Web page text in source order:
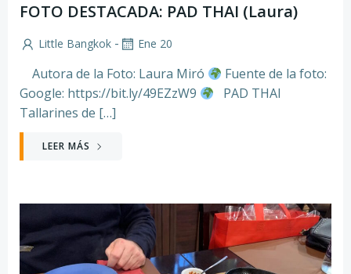
FOTO DESTACADA: PAD THAI (Laura)
Little Bangkok - Ene 20
Autora de la Foto: Laura Miró
Fuente de la foto:
Google: https://bit.ly/49EZzW9
PAD THAI
Tallarines de […]
LEER MÁS